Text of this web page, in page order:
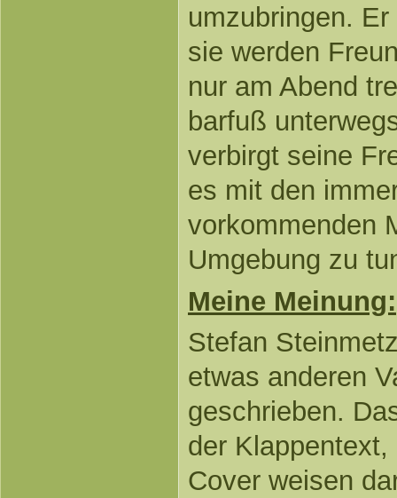
umzubringen.
sie werden
nur am Abend
barfuß
verbirgt seine
es mit den
vorkommenden
Umgebung zu
Meine Meinung:
Stefan
etwas anderen
geschrieben.
der
Cover weisen